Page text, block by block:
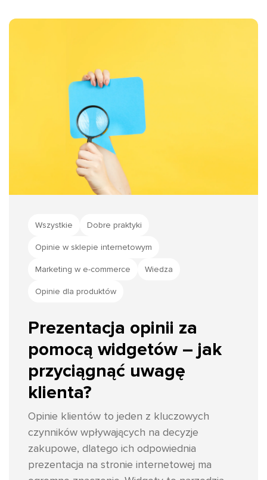
Wszystkie Dobre praktyki
Opinie w sklepie internetowym
Marketing w e-commerce Wiedza
Opinie dla produktów
Prezentacja opinii za
pomocą widgetów – jak
przyciągnąć uwagę
klienta?
Opinie klientów to jeden z kluczowych
czynników wpływających na decyzje
zakupowe, dlatego ich odpowiednia
prezentacja na stronie internetowej ma